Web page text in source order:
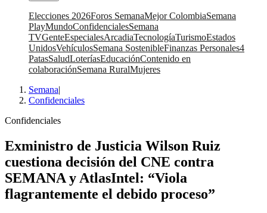
Elecciones 2026Foros SemanaMejor ColombiaSemana
PlayMundoConfidencialesSemana
TVGenteEspecialesArcadiaTecnologíaTurismoEstados
UnidosVehículosSemana SostenibleFinanzas Personales4
PatasSaludLoteríasEducaciónContenido en
colaboraciónSemana RuralMujeres
Semana|
Confidenciales
Confidenciales
Exministro de Justicia Wilson Ruiz
cuestiona decisión del CNE contra
SEMANA y AtlasIntel: “Viola
flagrantemente el debido proceso”